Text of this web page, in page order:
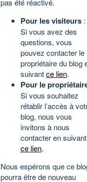
pas été réactivé.
Pour les visiteurs :
Si vous avez des
questions, vous
pouvez contacter le
propriétaire du blog
suivantce lien.
Pour le
Si vous souhaitez
rétablir l’accès à
blog, nous vous
invitons à nous
contacter en suivant
ce lien.
Nous espérons que ce
pourra être de nouveau